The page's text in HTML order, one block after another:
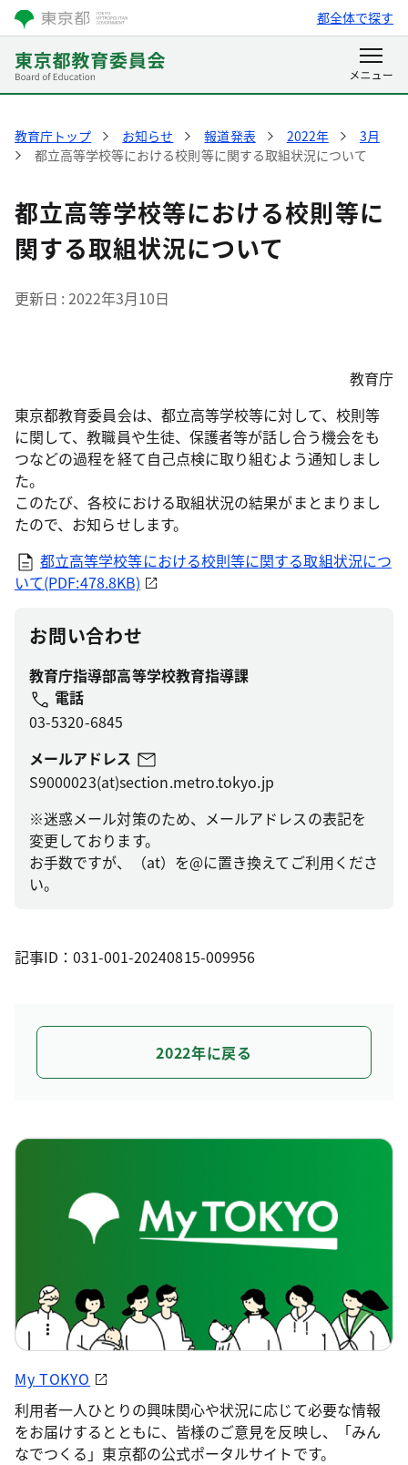
都全体で探す
教育庁トップ お知らせ 報道発表 2022年
3月
都立高等学校等における校則等に関する取組状況について
都立高等学校等における校則等に
関する取組状況について
更新日 2022年3月10日
教育庁
東京都教育委員会は、都立高等学校等に対して、校則等
に関して、教職員や生徒、保護者等が話し合う機会をも
つなどの過程を経て自己点検に取り組むよう通知しまし
た。
このたび、各校における取組状況の結果がまとまりまし
たので、お知らせします。
都立高等学校等における校則等に関する取組状況につ
いて(PDF:478.8KB)
お問い合わせ
教育庁指導部高等学校教育指導課
電話
03-5320-6845
メールアドレス
S9000023(at)section.metro.tokyo.jp
※迷惑メール対策のため、メールアドレスの表記を
変更しております。
お手数ですが、（at）を@に置き換えてご利用くださ
い。
記事ID：031-001-20240815-009956
2022年に戻る
My TOKYO
利用者一人ひとりの興味関心や状況に応じて必要な情報
をお届けするとともに、皆様のご意見を反映し、「みん
なでつくる」東京都の公式ポータルサイトです。